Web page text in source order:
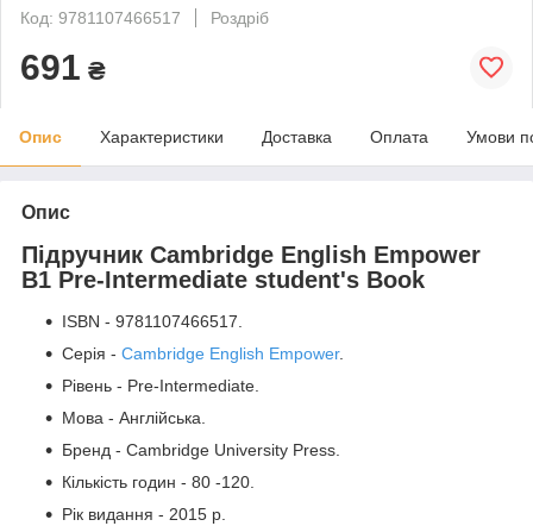
Код: 9781107466517
Роздріб
691 ₴
Опис Характеристики Доставка Оплата Умови
Опис
Підручник Cambridge English Empower
B1 Pre-Intermediate student's Book
ISBN - 9781107466517.
Серія - Cambridge English Empower.
Рівень - Pre-Intermediate.
Мова - Англійська.
Бренд - Cambridge University Press.
Кількість годин - 80 -120.
Рік видання - 2015 р.